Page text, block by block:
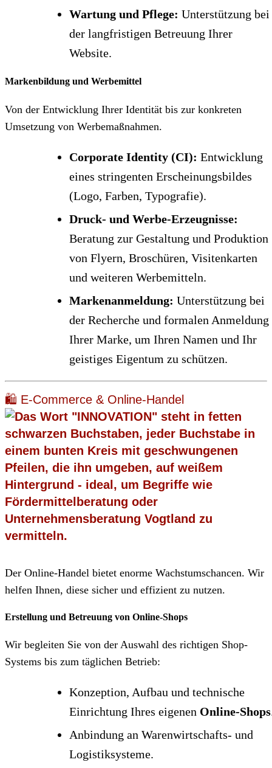
Wartung und Pflege: Unterstützung bei
der langfristigen Betreuung Ihrer
Website.
Markenbildung und Werbemittel
Von der Entwicklung Ihrer Identität bis zur konkreten
Umsetzung von Werbemaßnahmen.
Corporate Identity (CI): Entwicklung
eines stringenten Erscheinungsbildes
(Logo, Farben, Typografie).
Druck- und Werbe-Erzeugnisse:
Beratung zur Gestaltung und Produktion
von Flyern, Broschüren, Visitenkarten
und weiteren Werbemitteln.
Markenanmeldung: Unterstützung bei
der Recherche und formalen Anmeldung
Ihrer Marke, um Ihren Namen und Ihr
geistiges Eigentum zu schützen.
🛍️ E-Commerce & Online-Handel
Der Online-Handel bietet enorme Wachstumschancen. Wir
helfen Ihnen, diese sicher und effizient zu nutzen.
Erstellung und Betreuung von Online-Shops
Wir begleiten Sie von der Auswahl des richtigen Shop-
Systems bis zum täglichen Betrieb:
Konzeption, Aufbau und technische
Einrichtung Ihres eigenen Online-Shops
Anbindung an Warenwirtschafts- und
Logistiksysteme.